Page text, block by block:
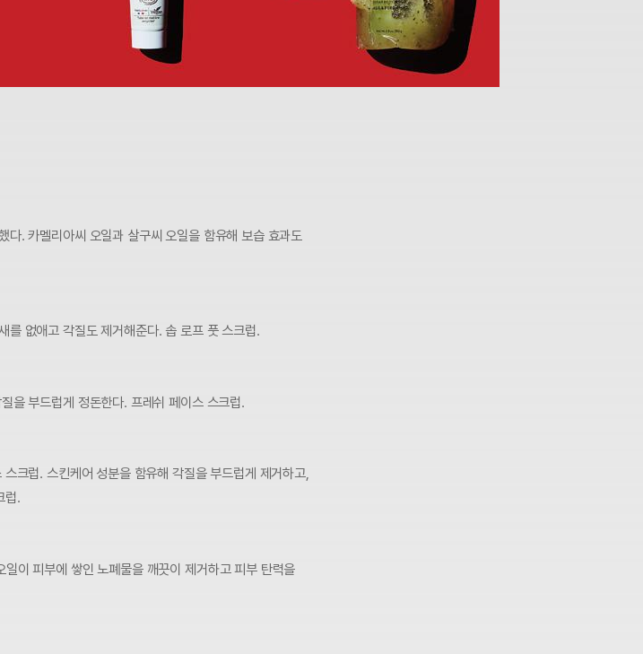
다. 카멜리아씨 오일과 살구씨 오일을 함유해 보습 효과도
를 없애고 각질도 제거해준다. 솝 로프 풋 스크럽.
을 부드럽게 정돈한다. 프레쉬 페이스 스크럽.
크럽. 스킨케어 성분을 함유해 각질을 부드럽게 제거하고,
럽.
이 피부에 쌓인 노폐물을 깨끗이 제거하고 피부 탄력을